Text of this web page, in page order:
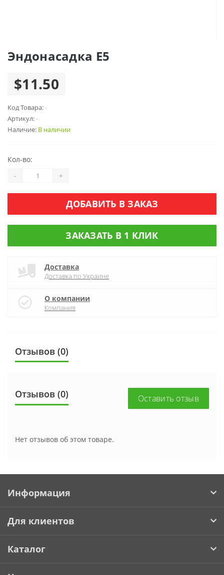
Эндонасадка Е5
$11.50
Код Товара:-
Артикул:-
Наличие: В наличии
Кол-во:
- +
ДОБАВИТЬ В ЗАКАЗ
ЗАКАЗАТЬ В 1 КЛИК
Доставка
Доставка по Украине
О компании
Компания
Отзывов (0)
Отзывов (0) Оставить отзыв
Нет отзывов об этом товаре.
Информация
Для клиентов
Каталог